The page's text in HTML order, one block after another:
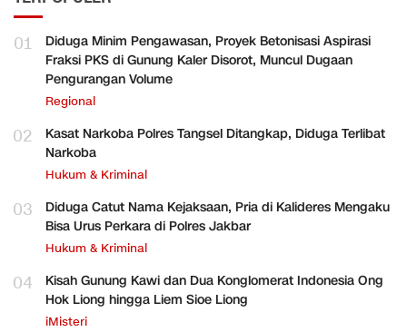
01
Diduga Minim Pengawasan, Proyek Betonisasi Aspirasi
Fraksi PKS di Gunung Kaler Disorot, Muncul Dugaan
Pengurangan Volume
Regional
02
Kasat Narkoba Polres Tangsel Ditangkap, Diduga Terlibat
Narkoba
Hukum & Kriminal
03
Diduga Catut Nama Kejaksaan, Pria di Kalideres Mengaku
Bisa Urus Perkara di Polres Jakbar
Hukum & Kriminal
04
Kisah Gunung Kawi dan Dua Konglomerat Indonesia Ong
Hok Liong hingga Liem Sioe Liong
iMisteri